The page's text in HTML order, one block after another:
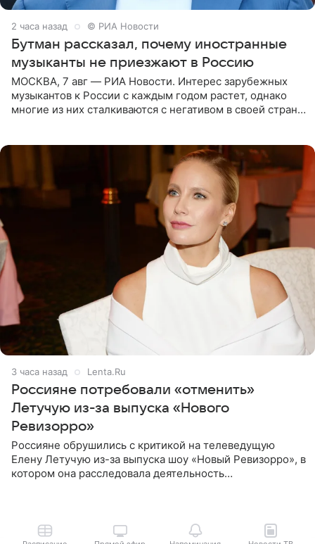
2 часа назад © РИА Новости
Бутман рассказал, почему иностранные
музыканты не приезжают в Россию
МОСКВА, 7 авг — РИА Новости. Интерес зарубежных
музыкантов к России с каждым годом растет, однако
многие из них сталкиваются с негативом в своей стране
3 часа назад Lenta.Ru
Россияне потребовали «отменить»
Летучую из-за выпуска «Нового
Ревизорро»
Россияне обрушились с критикой на телеведущую
Елену Летучую из-за выпуска шоу «Новый Ревизорро», в
котором она расследовала деятельность